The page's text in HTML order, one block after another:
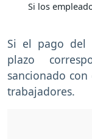
Si los
Si el pago del
plazo
sancionado
trabajadores.